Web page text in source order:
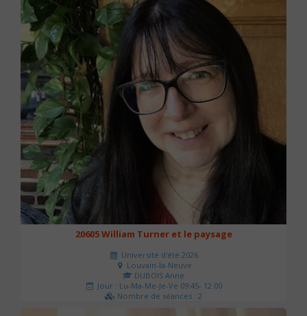
20605 William Turner et le paysage
Université d'été 2026
Louvain-la-Neuve
DUBOIS Anne
Jour : Lu-Ma-Me-Je-Ve 09:45- 12:00
Nombre de séances : 2